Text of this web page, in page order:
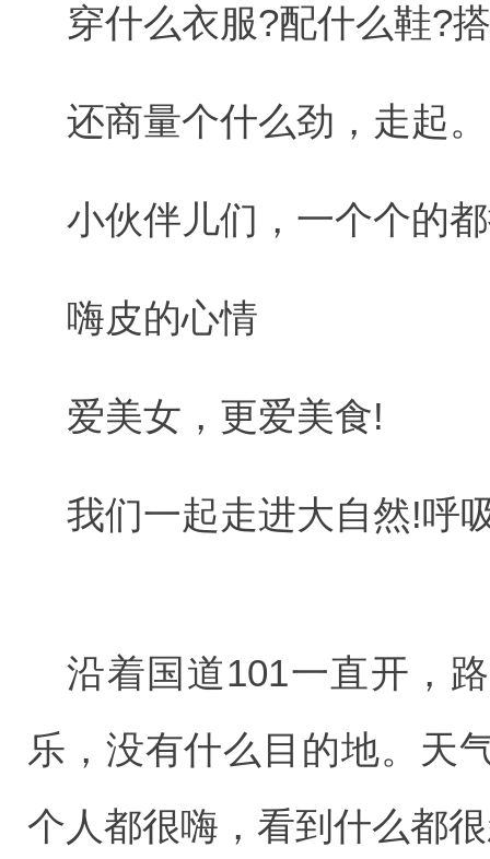
穿什么衣服?配什么鞋?
还商量个什么劲，走起。
小伙伴儿们，一个个的
嗨皮的心情
爱美女，更爱美食!
我们一起走进大自然!呼
沿着国道101一直开，
乐，没有什么目的地。天
个人都很嗨，看到什么都